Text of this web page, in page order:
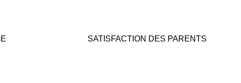
SATISFACTION DES PARENTS